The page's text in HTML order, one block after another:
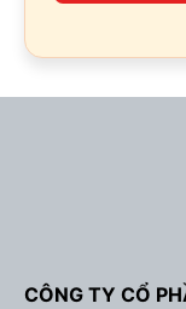
CÔNG TY CỔ